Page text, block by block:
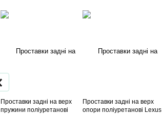
Проставки задні на верх
пружини поліуретанові
Проставки задні на верх
опори поліуретанові Lexus